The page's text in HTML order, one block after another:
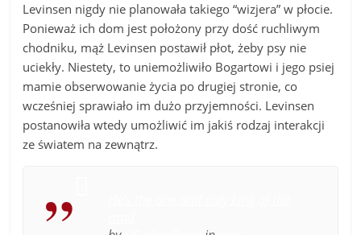
Levinsen nigdy nie planowała takiego “wizjera” w płocie.
Ponieważ ich dom jest położony przy dość ruchliwym
chodniku, mąż Levinsen postawił płot, żeby psy nie
uciekły. Niestety, to uniemożliwiło Bogartowi i jego psiej
mamie obserwowanie życia po drugiej stronie, co
wcześniej sprawiało im dużo przyjemności. Levinsen
postanowiła wtedy umożliwić im jakiś rodzaj interakcji
ze światem na zewnątrz.